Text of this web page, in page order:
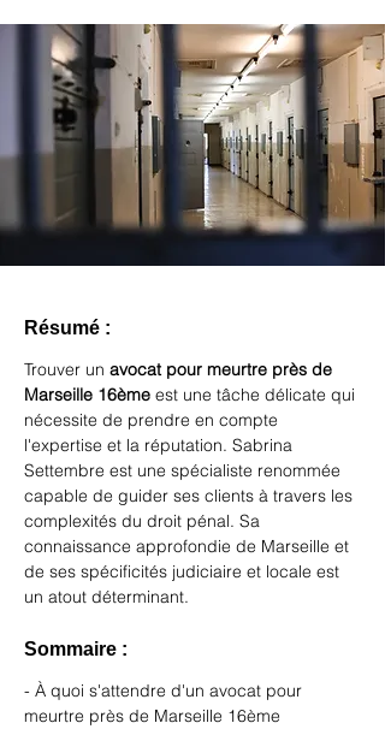
Résumé :
Trouver un avocat pour meurtre près de
Marseille 16ème est une tâche délicate qui
nécessite de prendre en compte
l'expertise et la réputation. Sabrina
Settembre est une spécialiste renommée
capable de guider ses clients à travers les
complexités du droit pénal. Sa
connaissance approfondie de Marseille et
de ses spécificités judiciaire et locale est
un atout déterminant.
Sommaire :
- À quoi s'attendre d'un avocat pour
meurtre près de Marseille 16ème